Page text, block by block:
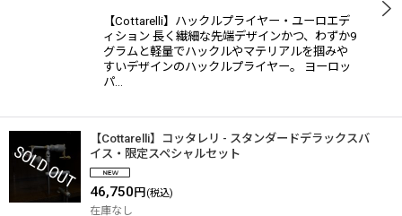
【Cottarelli】ハックルプライヤー・ユーロエデ
ィション 長く繊細な先端デザインかつ、わずか9
グラムと軽量でハックルやマテリアルを掴みや
すいデザインのハックルプライヤー。 ヨーロッ
パ…
【Cottarelli】コッタレリ - スタンダードデラックスバ
イス・限定スペシャルセット
46,750 円 (税込)
在庫なし